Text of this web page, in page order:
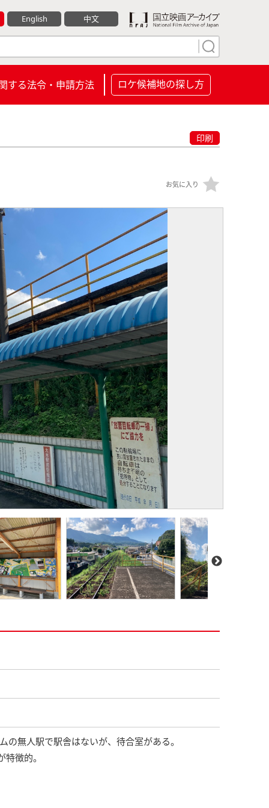
English 中文
する法令・申請方法 ロケ候補地の探し方
印刷
お気に入り
無人駅で駅舎はないが、待合室がある。
徴的。